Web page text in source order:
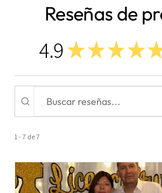
Reseñas de
4.9 ★ ★ ★★
1 - 7 de 7